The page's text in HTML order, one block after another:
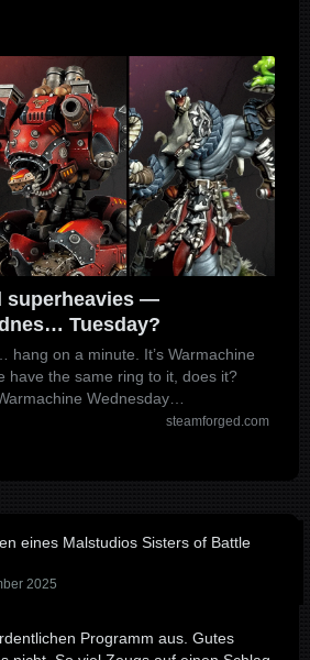
superheavies —
Tuesday?
hang on a minute. It’s Warmachine
have the same ring to it, does it?
Wednesday…
steamforged.com
eines Malstudios Sisters of Battle
2025
Programm aus. Gutes